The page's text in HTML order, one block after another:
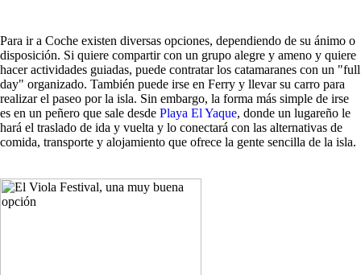
Para ir a Coche existen diversas opciones, dependiendo de su ánimo o
disposición. Si quiere compartir con un grupo alegre y ameno y quiere
hacer actividades guiadas, puede contratar los catamaranes con un "full
day" organizado. También puede irse en Ferry y llevar su carro para
realizar el paseo por la isla. Sin embargo, la forma más simple de irse
es en un peñero que sale desde Playa El Yaque, donde un lugareño le
hará el traslado de ida y vuelta y lo conectará con las alternativas de
comida, transporte y alojamiento que ofrece la gente sencilla de la isla.